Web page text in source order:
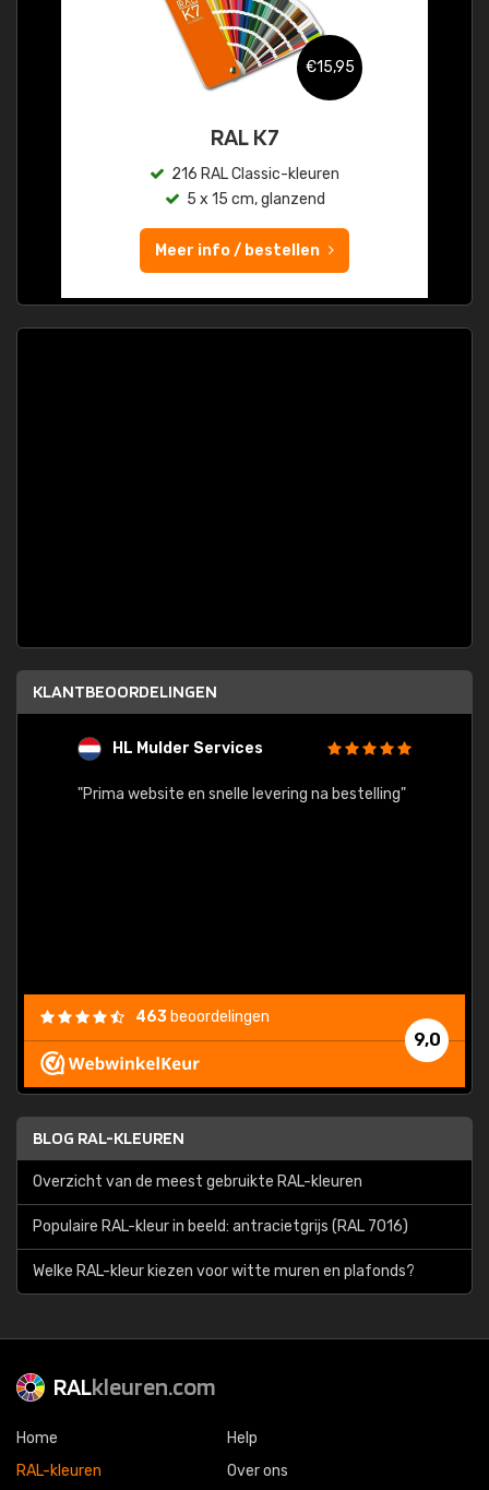
€15,95
RAL K7
216 RAL Classic-kleuren
5 x 15 cm, glanzend
Meer info / bestellen
KLANTBEOORDELINGEN
HL Mulder Services
"Prima website en snelle levering na bestelling"
9,0
463 beoordelingen
BLOG RAL-KLEUREN
Overzicht van de meest gebruikte RAL-kleuren
Populaire RAL-kleur in beeld: antracietgrijs (RAL 7016)
Welke RAL-kleur kiezen voor witte muren en plafonds?
RALkleuren.com
Home
RAL-kleuren
Help
Over ons